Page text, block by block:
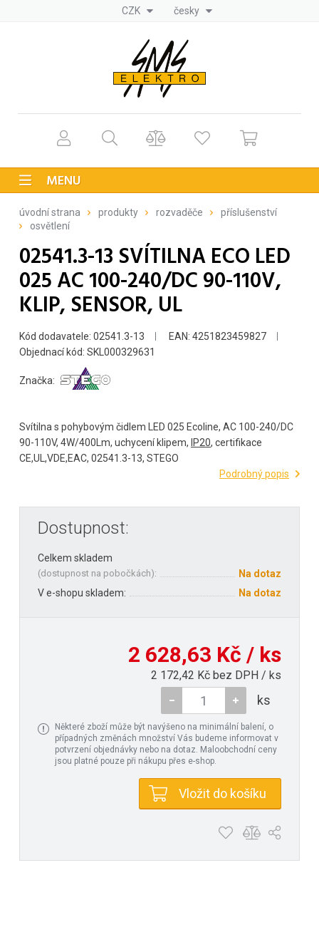
CZK česky
MENU
úvodní strana produkty rozvaděče
příslušenství
osvětlení
02541.3-13 SVÍTILNA ECO LED
025 AC 100-240/DC 90-110V,
KLIP, SENSOR, UL
Kód dodavatele: 02541.3-13
EAN: 4251823459827
Objednací kód: SKL000329631
Značka:
Svítilna s pohybovým čidlem LED 025 Ecoline, AC 100-240/DC
90-110V, 4W/400Lm, uchycení klipem, IP20, certifikace
CE,UL,VDE,EAC, 02541.3-13, STEGO
Podrobný popis
Dostupnost:
Celkem skladem
(dostupnost na pobočkách):
Na dotaz
V e-shopu skladem:
Na dotaz
2 628,63 Kč / ks
2 172,42 Kč bez DPH / ks
ks
Některé zboží může být navýšeno na minimální balení, o
případných změnách množství Vás budeme informovat v
potvrzení objednávky nebo na dotaz. Maloobchodní ceny
jsou platné pouze při nákupu přes e-shop.
Vložit do košíku